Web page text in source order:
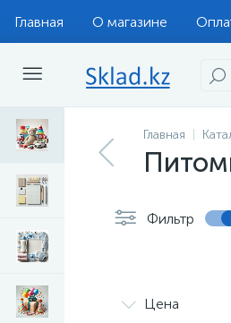
Главная О магазине
Главная
Фильтр
Цена